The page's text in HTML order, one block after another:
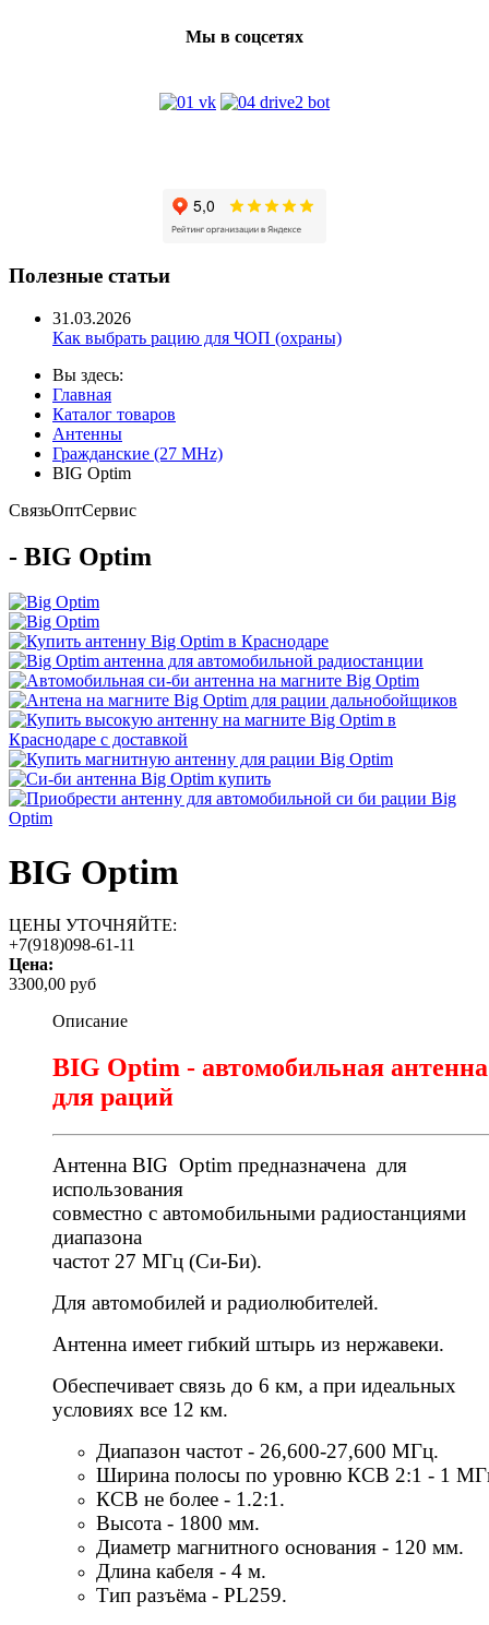
Мы в соцсетях
Полезные статьи
31.03.2026
Как выбрать рацию для ЧОП (охраны)
Вы здесь:
Главная
Каталог товаров
Антенны
Гражданские (27 MHz)
BIG Optim
СвязьОптСервис
- BIG Optim
BIG Optim
ЦЕНЫ УТОЧНЯЙТЕ:
+7(918)098-61-11
Цена:
3300,00 руб
Описание
BIG Optim - автомобильная антенна
для раций
Антенна BIG Optim предназначена для
использования
совместно с автомобильными радиостанциями
диапазона
частот 27 МГц (Си-Би).
Для автомобилей и радиолюбителей.
Антенна имеет гибкий штырь из нержавеки.
Обеспечивает связь до 6 км, а при идеальных
условиях все 12 км.
Диапазон частот - 26,600-27,600 МГц.
Ширина полосы по уровню КСВ 2:1 - 1
КСВ не более - 1.2:1.
Высота - 1800 мм.
Диаметр магнитного основания - 120 мм.
Длина кабеля - 4 м.
Тип разъёма - PL259.